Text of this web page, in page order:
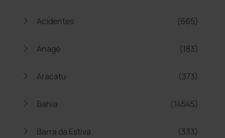
Acidentes (665)
Anagé (183)
Aracatu (373)
Bahia (14545)
Barra da Estiva (333)